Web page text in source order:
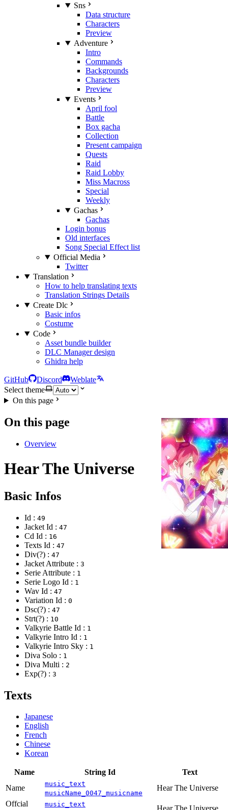
Sns
Data structure
Characters
Preview
Adventure
Intro
Commands
Backgrounds
Characters
Preview
Events
April fool
Battle
Box gacha
Collection
Present campaign
Quests
Raid
Raid Lobby
Miss Macross
Special
Weekly
Gachas
Gachas
Login bonus
Old interfaces
Song Special Effect list
Official Media
Twitter
Translation
How to help translating texts
Translation Strings Details
Create Dlc
Basic infos
Costume
Code
Asset bundle builder
DLC Manager design
Ghidra help
GitHub Discord
Weblate
Select theme
On this page
On this page
Overview
Hear The Universe
Basic Infos
Id : 49
Jacket Id : 47
Cd Id : 16
Texts Id : 47
Div(?) : 47
Jacket Attribute : 3
Serie Attribute : 1
Serie Logo Id : 1
Wav Id : 47
Variation Id : 0
Dsc(?) : 47
Strt(?) : 10
Valkyrie Battle Id : 1
Valkyrie Intro Id : 1
Valkyrie Intro Sky : 1
Diva Solo : 1
Diva Multi : 2
Exp(?) : 3
Texts
Japanese
English
French
Chinese
Korean
Name String Id
Text
Name
music_text
musicName_0047_musicname
Hear The Universe
Offcial
music_text